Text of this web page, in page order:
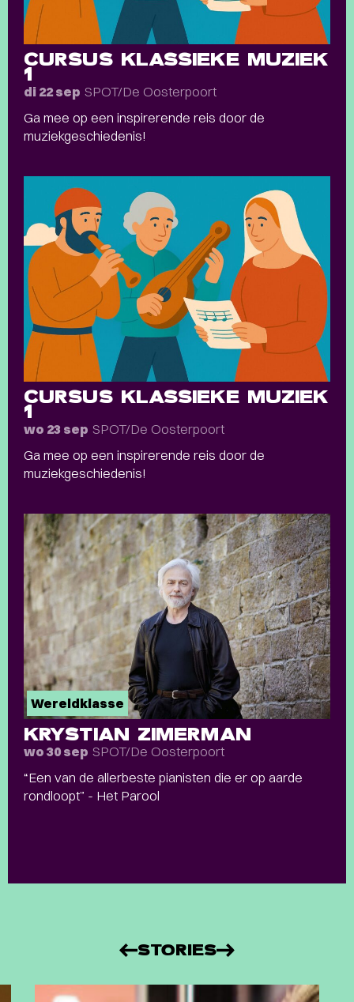
CURSUS KLASSIEKE MUZIEK
1
di 22 sep SPOT/De Oosterpoort
Ga mee op een inspirerende reis door de
muziekgeschiedenis!
CURSUS KLASSIEKE MUZIEK
1
wo 23 sep SPOT/De Oosterpoort
Ga mee op een inspirerende reis door de
muziekgeschiedenis!
Wereldklasse
KRYSTIAN ZIMERMAN
wo 30 sep SPOT/De Oosterpoort
“Een van de allerbeste pianisten die er op aarde
rondloopt” - Het Parool
STORIES